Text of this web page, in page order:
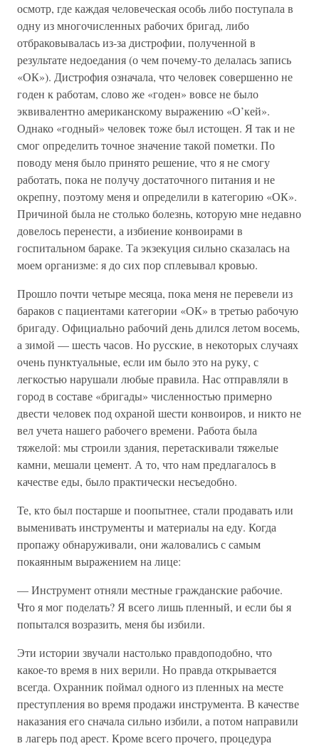
осмотр, где каждая человеческая особь либо поступала в
одну из многочисленных рабочих бригад, либо
отбраковывалась из-за дистрофии, полученной в
результате недоедания (о чем почему-то делалась запись
«ОК»). Дистрофия означала, что человек совершенно не
годен к работам, слово же «годен» вовсе не было
эквивалентно американскому выражению «О’кей».
Однако «годный» человек тоже был истощен. Я так и не
смог определить точное значение такой пометки. По
поводу меня было принято решение, что я не смогу
работать, пока не получу достаточного питания и не
окрепну, поэтому меня и определили в категорию «ОК».
Причиной была не столько болезнь, которую мне недавно
довелось перенести, а избиение конвоирами в
госпитальном бараке. Та экзекуция сильно сказалась на
моем организме: я до сих пор сплевывал кровью.
Прошло почти четыре месяца, пока меня не перевели из
бараков с пациентами категории «ОК» в третью рабочую
бригаду. Официально рабочий день длился летом восемь,
а зимой — шесть часов. Но русские, в некоторых случаях
очень пунктуальные, если им было это на руку, с
легкостью нарушали любые правила. Нас отправляли в
город в составе «бригады» численностью примерно
двести человек под охраной шести конвоиров, и никто не
вел учета нашего рабочего времени. Работа была
тяжелой: мы строили здания, перетаскивали тяжелые
камни, мешали цемент. А то, что нам предлагалось в
качестве еды, было практически несъедобно.
Те, кто был постарше и поопытнее, стали продавать или
выменивать инструменты и материалы на еду. Когда
пропажу обнаруживали, они жаловались с самым
покаянным выражением на лице:
— Инструмент отняли местные гражданские рабочие.
Что я мог поделать? Я всего лишь пленный, и если бы я
попытался возразить, меня бы избили.
Эти истории звучали настолько правдоподобно, что
какое-то время в них верили. Но правда открывается
всегда. Охранник поймал одного из пленных на месте
преступления во время продажи инструмента. В качестве
наказания его сначала сильно избили, а потом направили
в лагерь под арест. Кроме всего прочего, процедура